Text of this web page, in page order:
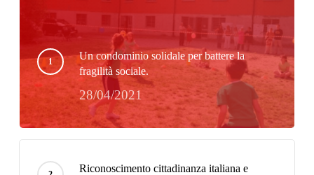
Un condominio solidale per battere la
fragilità sociale.
28/04/2021
Riconoscimento cittadinanza italiana e